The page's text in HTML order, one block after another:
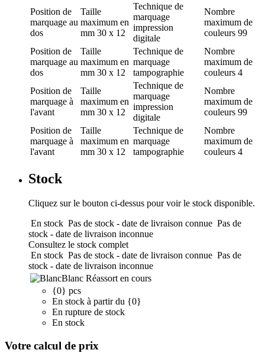
Position de
marquage au
dos
Taille
maximum en
mm 30 x 12
Technique de
marquage
impression
digitale
Nombre
maximum de
couleurs 99
Position de
marquage au
dos
Taille
maximum en
mm 30 x 12
Technique de
marquage
tampographie
Nombre
maximum de
couleurs 4
Position de
marquage à
l'avant
Taille
maximum en
mm 30 x 12
Technique de
marquage
impression
digitale
Nombre
maximum de
couleurs 99
Position de
marquage à
l'avant
Taille
maximum en
mm 30 x 12
Technique de
marquage
tampographie
Nombre
maximum de
couleurs 4
Stock
Cliquez sur le bouton ci-dessus pour voir le stock disponible.
En stock Pas de stock - date de livraison connue Pas de
stock - date de livraison inconnue
Consultez le stock complet
En stock Pas de stock - date de livraison connue Pas de
stock - date de livraison inconnue
Blanc Réassort en cours
{0} pcs
En stock à partir du {0}
En rupture de stock
En stock
Votre calcul de prix